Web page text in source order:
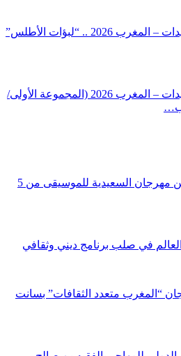
كأس أمم إفريقيا للسيدات – المغرب 2026 .. “لبؤات الأطلس”
كأس أمم إفريقيا للسيدات – المغرب 2026 (المجموعة الأولى/
تنظيم الدورة الأولى من مهرجان السعيدية للموسيقى من 5
العالم في صلب برنامج ديني وثقافي
“المغرب متعدد الثقافات” بسانت